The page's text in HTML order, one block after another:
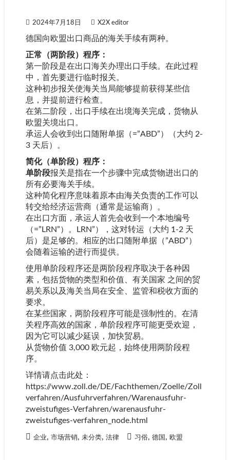
2024年7月18日 X2X editor
德国向欧盟出口商品的海关手续有两种。
正常（两阶段）程序：
第一阶段是在出口海关办理出口手续。在此过程
中，首先要进行临时报关。
这种初步报关使海关当局能够提前获得某些信
息，并提前进行检查。
在第二阶段，出口手续在出境海关完成，货物从
欧盟关境出口。
承运人会收到出口随附单据（=”ABD”）（大约 2-
3 天后）。
简化（单阶段）程序：
单阶段报关是指在一个步骤中完成货物进出口的
所有必要海关手续。
这种简化程序意味着原本由海关负责的工作可以
转交给经济运营商（通常是运输商）。
在出口方面，承运人首先会收到一个本地编号
（=”LRN”）。LRN”），这对转运（大约 1-2 天
后）是足够的。相应的出口随附单据（”ABD”）
会随着运输的进行而提供。
使用单阶段程序还是两阶段程序取决于各种因
素，包括货物的类型和价值、有关国家 之间的贸
易关系以及海关当局在安全、监管和税收方面的
要求。
在某些国家，两阶段程序可能是强制性的。在清
关程序高效的国家，单阶段程序可能更受欢迎，
因为它可以减少延误，加快贸易。
从货物价值 3,000 欧元起，始终使用两阶段程
序。
详情请点击此处：
https://www.zoll.de/DE/Fachthemen/Zoelle/Zoll
verfahren/Ausfuhrverfahren/Warenausfuhr-
zweistufiges-Verfahren/warenausfuhr-
zweistufiges-verfahren_node.html
企业, 市场营销, 未分类, 法律 习俗, 德国 , 欧盟